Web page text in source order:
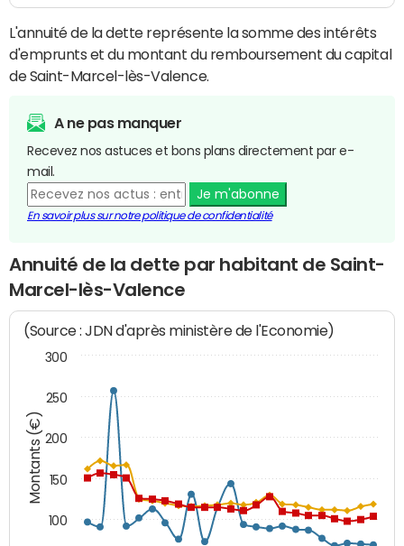
L'annuité de la dette représente la somme des intérêts
d'emprunts et du montant du remboursement du capital
de Saint-Marcel-lès-Valence.
A ne pas manquer
Recevez nos astuces et bons plans directement par e-
mail.
Je m'abonne
En savoir plus sur notre politique de confidentialité
Annuité de la dette par habitant de Saint-
Marcel-lès-Valence
Montants (€)
(Source : JDN d'après ministère de l'Economie)
100
150
200
250
300